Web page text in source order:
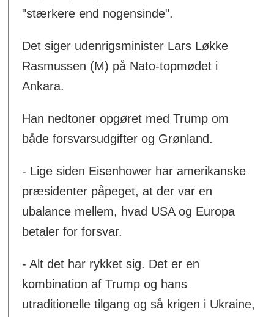
"stærkere end nogensinde".
Det siger udenrigsminister Lars Løkke
Rasmussen (M) på Nato-topmødet i
Ankara.
Han nedtoner opgøret med Trump om
både forsvarsudgifter og Grønland.
- Lige siden Eisenhower har amerikanske
præsidenter påpeget, at der var en
ubalance mellem, hvad USA og Europa
betaler for forsvar.
- Alt det har rykket sig. Det er en
kombination af Trump og hans
utraditionelle tilgang og så krigen i Ukraine,